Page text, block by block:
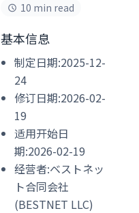
10 min read
基本信息
制定日期:2025-12-
24
修订日期:2026-02-
19
适用开始日
期:2026-02-19
经营者:ベストネッ
ト合同会社
(BESTNET LLC)